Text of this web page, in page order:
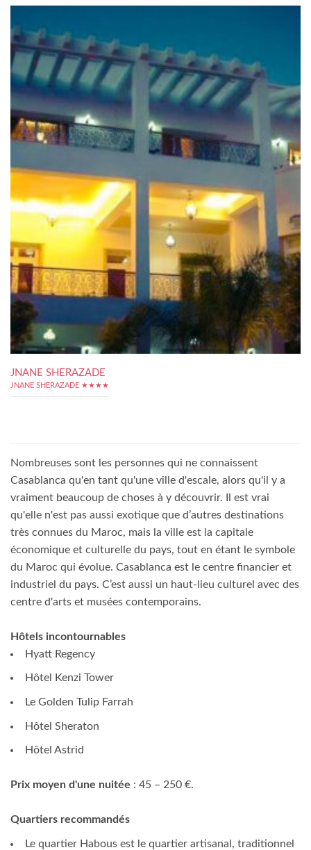
JNANE SHERAZADE
JNANE SHERAZADE ★★★★
Nombreuses sont les personnes qui ne connaissent
Casablanca qu'en tant qu'une ville d'escale, alors qu'il y a
vraiment beaucoup de choses à y découvrir. Il est vrai
qu'elle n'est pas aussi exotique que d’autres destinations
très connues du Maroc, mais la ville est la capitale
économique et culturelle du pays, tout en étant le symbole
du Maroc qui évolue. Casablanca est le centre financier et
industriel du pays. C’est aussi un haut-lieu culturel avec des
centre d'arts et musées contemporains.
Hôtels incontournables
Hyatt Regency
Hôtel Kenzi Tower
Le Golden Tulip Farrah
Hôtel Sheraton
Hôtel Astrid
Prix moyen d'une nuitée : 45 – 250 €.
Quartiers recommandés
Le quartier Habous est le quartier artisanal, traditionnel